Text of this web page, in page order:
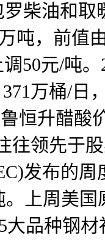
柴油和
吨，前值
50元/吨
万桶/日
恒升醋酸
往领先于
发布的
上周美
品种钢